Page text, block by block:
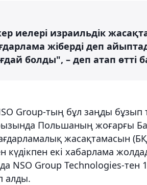
иелері израильдік
жіберді деп
болды", – деп атап өтті
Group-тың бұл заңды бұзып
Польшаның жоғарғы
жасақтамасын
күдікпен екі хабарлама
NSO Group Technologies-
алды.